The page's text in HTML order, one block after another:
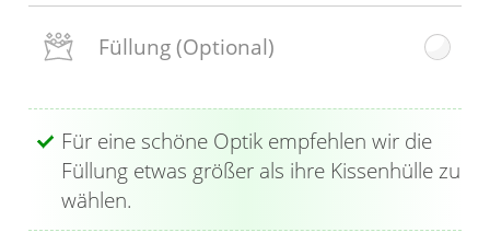
Füllung(Optional)
Für eine schöne Optik empfehlen wir die
Füllung etwas größer als ihre Kissenhülle zu
wählen.